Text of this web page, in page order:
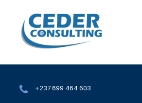
+237 699 464 603